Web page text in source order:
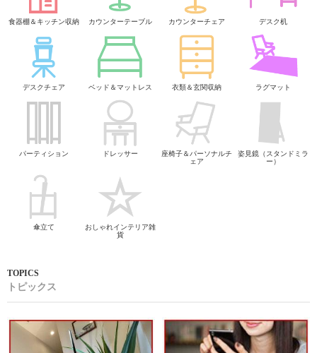
食器棚＆キッチン収納 カウンターテーブル カウンターチェア デスク机
デスクチェア ベッド＆マットレス 衣類＆玄関収納 ラグマット
パーティション ドレッサー
座椅子＆パーソナルチ
ェア
姿見鏡（スタンドミラ
ー）
傘立て
おしゃれインテリア雑
貨
トピックス